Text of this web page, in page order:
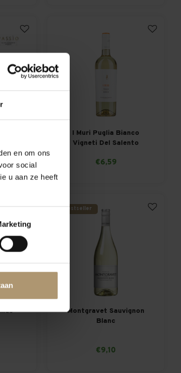
en om ons
social
u aan ze heeft
I Muri Puglia Bianco
Vigneti Del Salento
€6,59
Bestseller
Montgravet Sauvignon
Blanc
€9,10